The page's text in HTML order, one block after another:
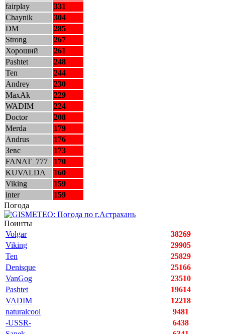
fairplay
331
Chaynik
304
DM
285
Strong
267
Хороший
261
Pashtet
248
Ten
244
Andrey
230
MaxAk
229
WADIM
224
Doctor
208
Merda
179
Andrus
176
Зевс
173
FANAT_777
170
KUVALDA
160
Viking
159
inter
159
Погода
Поинты
Volgar
38269
Viking
29905
Ten
25829
Denisque
25166
VanGog
23510
Pashtet
19614
VADIM
12218
naturalcool
9481
-USSR-
6438